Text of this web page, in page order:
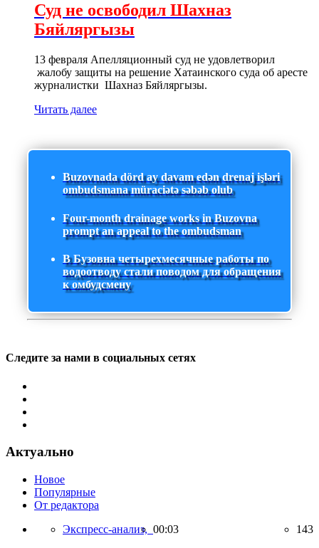
Суд не освободил Шахназ
Бяйляргызы
13 февраля Апелляционный суд не удовлетворил
жалобу защиты на решение Хатаинского суда об аресте
журналистки Шахназ Бяйляргызы.
Читать далее
Buzovnada dörd ay davam edən drenaj işləri
ombudsmana müraciətə səbəb olub
Four-month drainage works in Buzovna
prompt an appeal to the ombudsman
В Бузовна четырехмесячные работы по
водоотводу стали поводом для обращения
к омбудсмену
Следите за нами в социальных сетях
Актуально
Новое
Популярные
От редактора
Экспресс-анализ, 00:03 143